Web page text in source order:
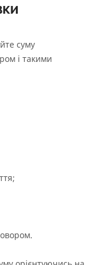
суму
і такими